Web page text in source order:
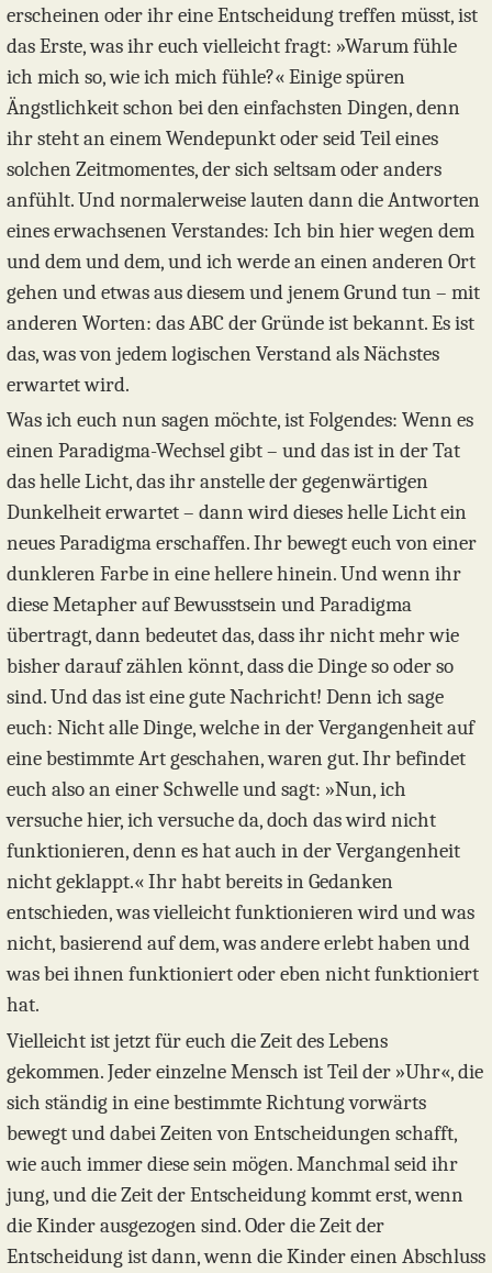
erscheinen oder ihr eine Entscheidung treffen müsst, ist
das Erste, was ihr euch vielleicht fragt: »Warum fühle
ich mich so, wie ich mich fühle?« Einige spüren
Ängstlichkeit schon bei den einfachsten Dingen, denn
ihr steht an einem Wendepunkt oder seid Teil eines
solchen Zeitmomentes, der sich seltsam oder anders
anfühlt. Und normalerweise lauten dann die Antworten
eines erwachsenen Verstandes: Ich bin hier wegen dem
und dem und dem, und ich werde an einen anderen Ort
gehen und etwas aus diesem und jenem Grund tun – mit
anderen Worten: das ABC der Gründe ist bekannt. Es ist
das, was von jedem logischen Verstand als Nächstes
erwartet wird.
Was ich euch nun sagen möchte, ist Folgendes: Wenn es
einen Paradigma-Wechsel gibt – und das ist in der Tat
das helle Licht, das ihr anstelle der gegenwärtigen
Dunkelheit erwartet – dann wird dieses helle Licht ein
neues Paradigma erschaffen. Ihr bewegt euch von einer
dunkleren Farbe in eine hellere hinein. Und wenn ihr
diese Metapher auf Bewusstsein und Paradigma
übertragt, dann bedeutet das, dass ihr nicht mehr wie
bisher darauf zählen könnt, dass die Dinge so oder so
sind. Und das ist eine gute Nachricht! Denn ich sage
euch: Nicht alle Dinge, welche in der Vergangenheit auf
eine bestimmte Art geschahen, waren gut. Ihr befindet
euch also an einer Schwelle und sagt: »Nun, ich
versuche hier, ich versuche da, doch das wird nicht
funktionieren, denn es hat auch in der Vergangenheit
nicht geklappt.« Ihr habt bereits in Gedanken
entschieden, was vielleicht funktionieren wird und was
nicht, basierend auf dem, was andere erlebt haben und
was bei ihnen funktioniert oder eben nicht funktioniert
hat.
Vielleicht ist jetzt für euch die Zeit des Lebens
gekommen. Jeder einzelne Mensch ist Teil der »Uhr«, die
sich ständig in eine bestimmte Richtung vorwärts
bewegt und dabei Zeiten von Entscheidungen schafft,
wie auch immer diese sein mögen. Manchmal seid ihr
jung, und die Zeit der Entscheidung kommt erst, wenn
die Kinder ausgezogen sind. Oder die Zeit der
Entscheidung ist dann, wenn die Kinder einen Abschluss